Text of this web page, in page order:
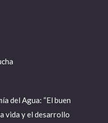
del Agua: “El buen
vida y el desarrollo